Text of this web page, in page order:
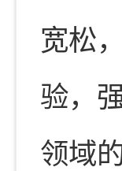
宽松
验，
领域